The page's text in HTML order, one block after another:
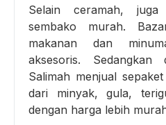
Selain ceramah,
sembako murah.
makanan dan
aksesoris.
Salimah menjual
dari minyak, gula,
dengan harga lebih